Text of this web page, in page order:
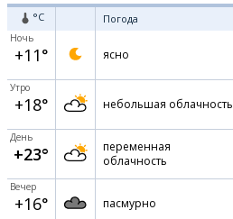
°C Погода
Ночь
+11° ясно
Утро
+18° небольшая облачность
День
+23°
переменная
облачность
Вечер
+16° пасмурно